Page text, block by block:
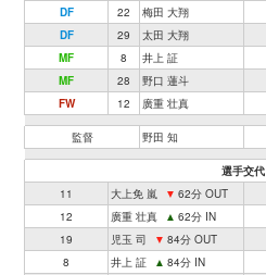
DF
22 梅田 大翔
DF
29 太田 大翔
MF
8 井上 証
MF
28 野口 蓮斗
FW
12 廣重 壮真
監督 野田 知
選手交代
11
大上免 嵐 ▼ 62分 OUT
12
廣重 壮真 ▲ 62分 IN
19
児玉 司 ▼ 84分 OUT
8
井上 証 ▲ 84分 IN